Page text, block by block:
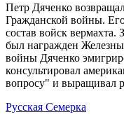
Петр Дяченко
Гражданской войны.
состав войск
был награжден
войны Дяченко
консультировал
вопросу" и выращивал
Русская Семерка